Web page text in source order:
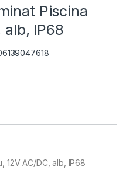
Piscina
alb, IP68
12V AC/DC, alb, IP68